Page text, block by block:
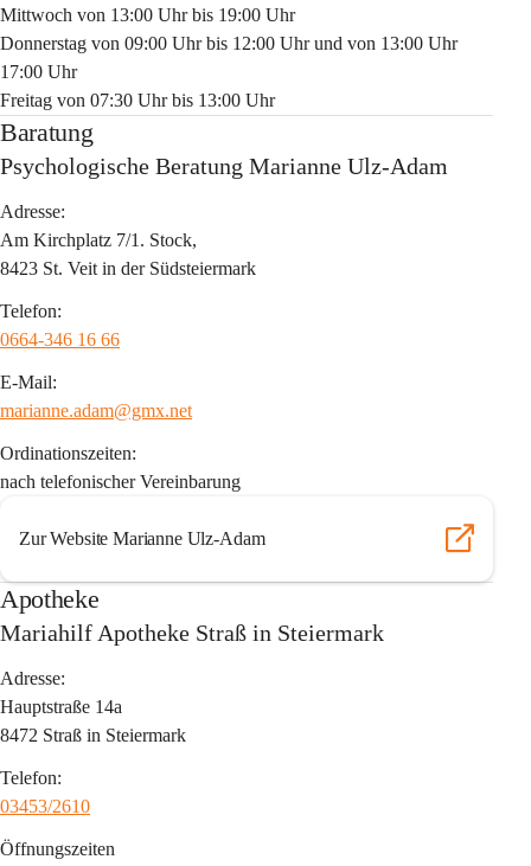
Mittwoch von 13:00 Uhr bis 19:00 Uhr
Donnerstag von 09:00 Uhr bis 12:00 Uhr und von 13:00 Uhr
17:00 Uhr
Freitag von 07:30 Uhr bis 13:00 Uhr
Baratung
Psychologische Beratung Marianne Ulz-Adam
Adresse:
Am Kirchplatz 7/1. Stock,
8423 St. Veit in der Südsteiermark
Telefon:
0664-346 16 66
E-Mail:
marianne.adam@gmx.net
Ordinationszeiten:
nach telefonischer Vereinbarung
Zur Website Marianne Ulz-Adam
Apotheke
Mariahilf Apotheke Straß in Steiermark
Adresse:
Hauptstraße 14a
8472 Straß in Steiermark
Telefon:
03453/2610
Öffnungszeiten